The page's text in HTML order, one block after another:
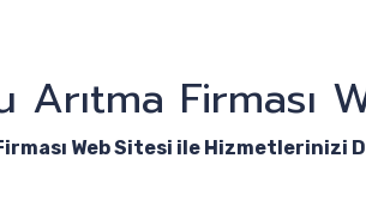
Arıtma Firması
Web Sitesi ile Hizmetlerinizi